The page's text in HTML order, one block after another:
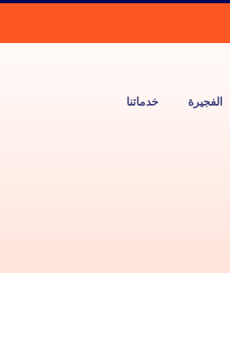
الفجيرة خدماتنا